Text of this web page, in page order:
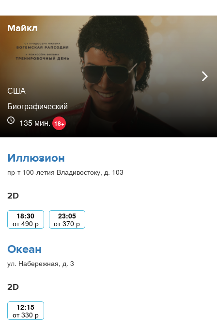
Майкл
США
Биографический
135 мин. 18+
Иллюзион
пр-т 100-летия Владивостоку, д. 103
2D
18:30
от490 р
23:05
от370 р
Океан
ул. Набережная, д. 3
2D
12:15
от330 р